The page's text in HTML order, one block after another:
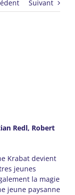
Suivant
Redl, Robert
Krabat devient
jeunes
la magie
jeune paysanne